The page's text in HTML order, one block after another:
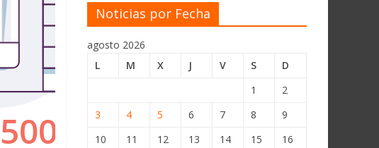
Noticias por Fecha
agosto 2026
L
M X J V S
D
1
2
3
4 5 6 7 8
9
10
11 12 13 14 15
16